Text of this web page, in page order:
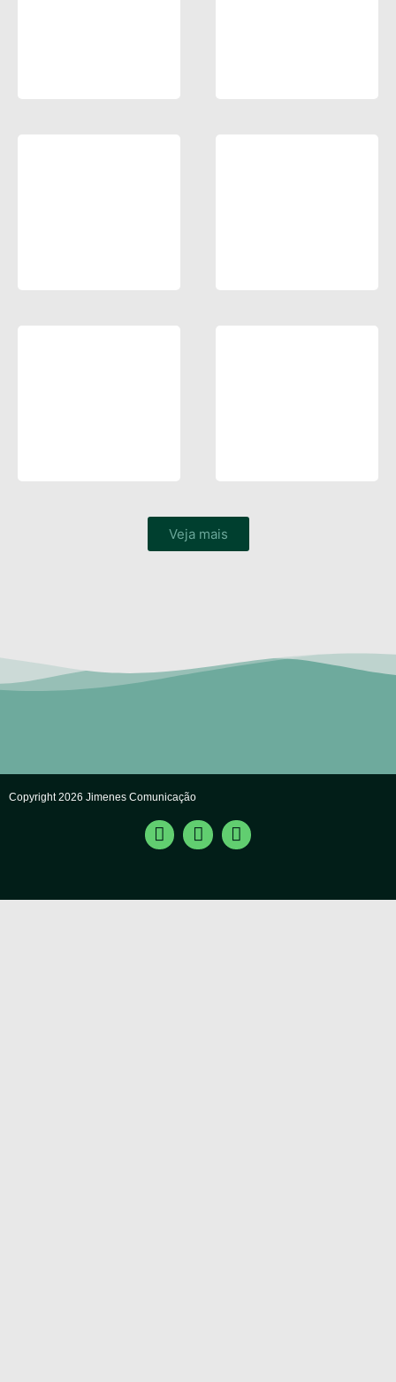
Veja mais
Copyright 2026 Jimenes Comunicação